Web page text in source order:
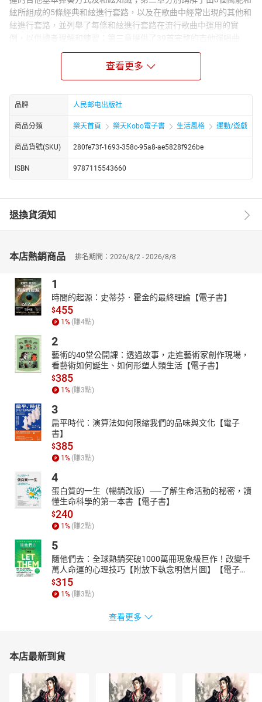
絃所組成的5條經典和絃進行套路，以及在歌曲中經常出現的其他和
絃進行套路，並列舉了每條和絃進行套路在流行歌曲中運用的實
例，以供讀者理解和練習；第三章提供了39首完整的吉他彈唱曲
譜，包括歌曲曲式、右手伴奏模式、和絃進行套路和歌詞等，每首
歌曲分2頁進行編排，方便讀者練習。書中講解和應用的和絃進行套
路都是適合初學者彈唱和練習的，精選的歌曲也是時下熱門的曲
材。
查看更多
品牌 人民邮电出版社
商品分類 樂天首頁 樂天Kobo電子書 生活風格 運動/遊戲
商品貨號(SKU) 280fe73f-1693-358c-95a8-ae5828f926be
ISBN 9787115543660
退換貨須知
本店熱銷商品 排名期間：2026/8/2 - 2026/8/8
1
時間的起源：史蒂芬．霍金的最終理論【電子書】
$455
1 % (賺4點)
2
藝術的40堂公開課：透過故事，走進藝術家創作現場，
看藝術如何誕生、如何形塑人類生活【電子書】
$385
1 % (賺3點)
3
扁平時代：演算法如何限縮我們的品味與文化【電子
書】
$385
1 % (賺3點)
4
蛋白質的一生（暢銷改版）──了解生命活動的秘密，讀
懂生命科學的第一本書【電子書】
$240
1 % (賺2點)
5
隨他們去：全球熱銷突破1000萬冊現象級巨作！改變千
萬人命運的心理技巧【附放下執念明信片圖】【電子
書】
$315
1 % (賺3點)
查看更多
本店最新到貨